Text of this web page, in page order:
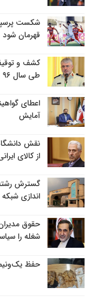
شکست
قهرمان شود
طی سال ۹۶
اعطای
آمایش
نقش
از کالای
گسترش رشته
اندازی
حقوق
شغله را
حفظ